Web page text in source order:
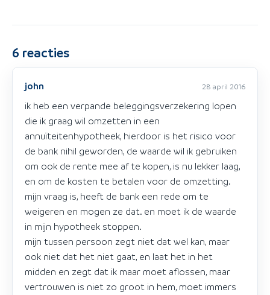
6 reacties
john 28 april 2016
ik heb een verpande beleggingsverzekering lopen
die ik graag wil omzetten in een
annuïteitenhypotheek, hierdoor is het risico voor
de bank nihil geworden, de waarde wil ik gebruiken
om ook de rente mee af te kopen, is nu lekker laag,
en om de kosten te betalen voor de omzetting.
mijn vraag is, heeft de bank een rede om te
weigeren en mogen ze dat. en moet ik de waarde
in mijn hypotheek stoppen.
mijn tussen persoon zegt niet dat wel kan, maar
ook niet dat het niet gaat, en laat het in het
midden en zegt dat ik maar moet aflossen, maar
vertrouwen is niet zo groot in hem, moet immers